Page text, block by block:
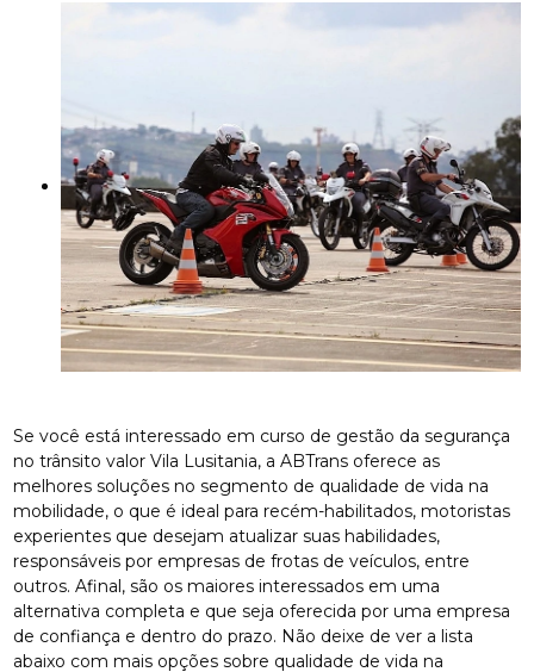
Se você está interessado em curso de gestão da segurança
no trânsito valor Vila Lusitania, a ABTrans oferece as
melhores soluções no segmento de qualidade de vida na
mobilidade, o que é ideal para recém-habilitados, motoristas
experientes que desejam atualizar suas habilidades,
responsáveis por empresas de frotas de veículos, entre
outros. Afinal, são os maiores interessados em uma
alternativa completa e que seja oferecida por uma empresa
de confiança e dentro do prazo. Não deixe de ver a lista
abaixo com mais opções sobre qualidade de vida na